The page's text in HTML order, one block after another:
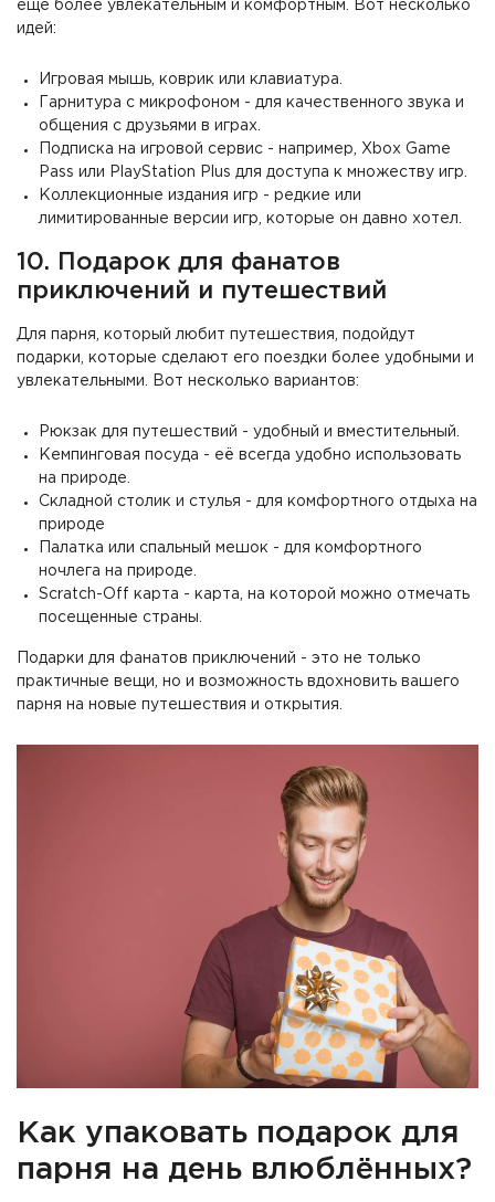
еще более увлекательным и комфортным. Вот несколько
идей:
Игровая мышь, коврик или клавиатура.
Гарнитура с микрофоном - для качественного звука и
общения с друзьями в играх.
Подписка на игровой сервис - например, Xbox Game
Pass или PlayStation Plus для доступа к множеству игр.
Коллекционные издания игр - редкие или
лимитированные версии игр, которые он давно хотел.
10. Подарок для фанатов
приключений и путешествий
Для парня, который любит путешествия, подойдут
подарки, которые сделают его поездки более удобными и
увлекательными. Вот несколько вариантов:
Рюкзак для путешествий - удобный и вместительный.
Кемпинговая посуда - её всегда удобно использовать
на природе.
Складной столик и стулья - для комфортного отдыха на
природе
Палатка или спальный мешок - для комфортного
ночлега на природе.
Scratch-Off карта - карта, на которой можно отмечать
посещенные страны.
Подарки для фанатов приключений - это не только
практичные вещи, но и возможность вдохновить вашего
парня на новые путешествия и открытия.
Как упаковать подарок для
парня на день влюблённых?